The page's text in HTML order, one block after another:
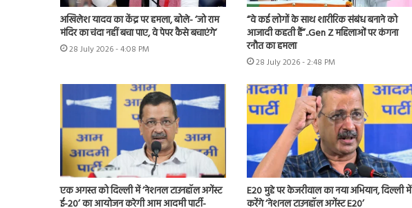
अखिलेश यादव का केंद्र पर हमला, बोले- ‘जो राम
मंदिर का चंदा नहीं बचा पाए, वे पेपर कैसे बचाएंगे’
28 July 2026 - 4:08 PM
“वे कई लोगों के साथ शारीरिक संबंध बनाने को
आजादी कहती हैं”..Gen Z महिलाओं पर कंगना
रनौत का हमला
28 July 2026 - 2:48 PM
एक अगस्त को दिल्ली में ‘नेशनल टाउनहॉल अगेंस्ट
ई-20’ का आयोजन करेगी आम आदमी पार्टी-
E20 मुद्दे पर केजरीवाल का नया अभियान, दिल्ली में
करेंगे ‘नेशनल टाउनहॉल अगेंस्ट E20’